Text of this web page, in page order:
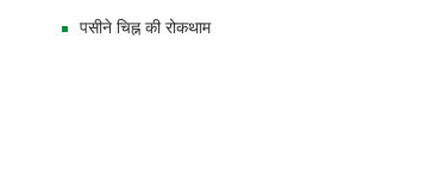
पसीने चिह्न की रोकथाम